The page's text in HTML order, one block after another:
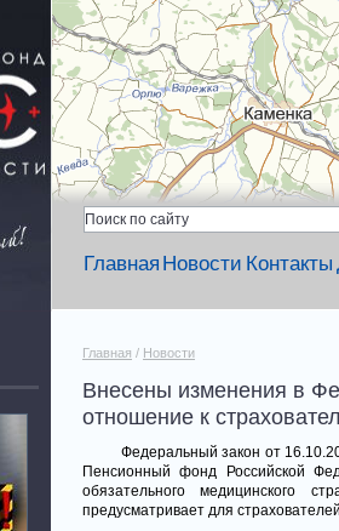
Главная Новости Контакты
Главная / Новости
Внесены изменения в
отношение к
Федеральный закон от
Пенсионный фонд Российской
обязательного медицинского
предусматривает для